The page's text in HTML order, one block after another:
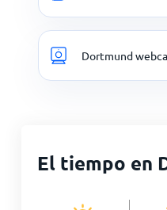
Dortmund
El tiempo en